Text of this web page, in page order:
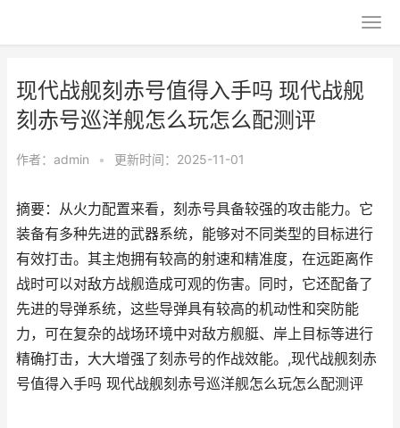
现代战舰刻赤号值得入手吗 现代战舰
刻赤号巡洋舰怎么玩怎么配测评
作者： admin • 更新时间：2025-11-01
摘要：从火力配置来看，刻赤号具备较强的攻击能力。它
装备有多种先进的武器系统，能够对不同类型的目标进行
有效打击。其主炮拥有较高的射速和精准度，在远距离作
战时可以对敌方战舰造成可观的伤害。同时，它还配备了
先进的导弹系统，这些导弹具有较高的机动性和突防能
力，可在复杂的战场环境中对敌方舰艇、岸上目标等进行
精确打击，大大增强了刻赤号的作战效能。,现代战舰刻赤
号值得入手吗 现代战舰刻赤号巡洋舰怎么玩怎么配测评